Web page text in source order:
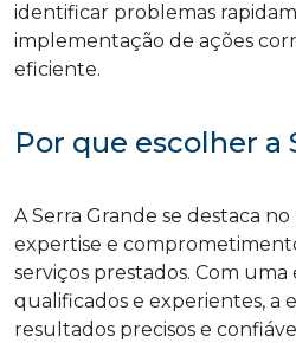
identificar problemas
implementação de ações
eficiente.
Por que escolher a
A Serra Grande se destaca
expertise e
serviços prestados. Com
qualificados e experientes, a
resultados precisos e